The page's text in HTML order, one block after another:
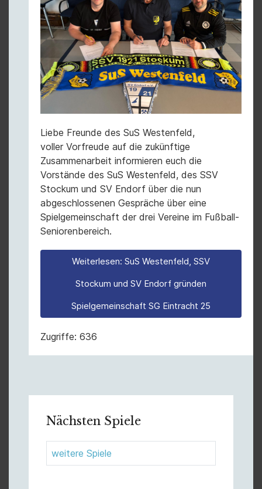
Liebe Freunde des SuS Westenfeld,
voller Vorfreude auf die zukünftige
Zusammenarbeit informieren euch die
Vorstände des SuS Westenfeld, des SSV
Stockum und SV Endorf über die nun
abgeschlossenen Gespräche über eine
Spielgemeinschaft der drei Vereine im Fußball-
Seniorenbereich.
Weiterlesen: SuS Westenfeld, SSV
Stockum und SV Endorf gründen
Spielgemeinschaft SG Eintracht 25
Zugriffe: 636
Nächsten Spiele
weitere Spiele